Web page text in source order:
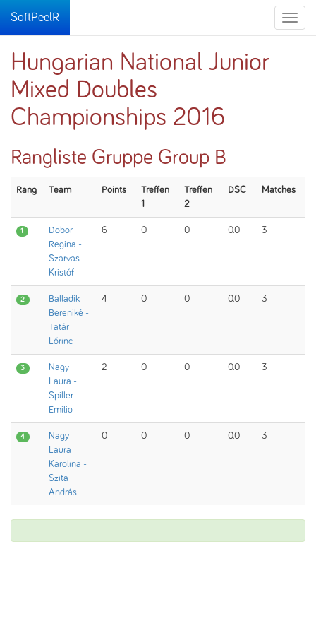
Toggle
SoftPeelR
Hungarian National Junior
Mixed Doubles
Championships 2016
Rangliste Gruppe Group B
Rang Team Points
Treffen
1
Treffen
2
DSC Matches
1
Dobor
Regina -
Szarvas
Kristóf
6 0 0 0.0 3
2
Balladik
Bereniké -
Tatár
Lőrinc
4 0 0 0.0 3
3
Nagy
Laura -
Spiller
Emilio
2 0 0 0.0 3
4
Nagy
Laura
Karolina -
Szita
András
0 0 0 0.0 3